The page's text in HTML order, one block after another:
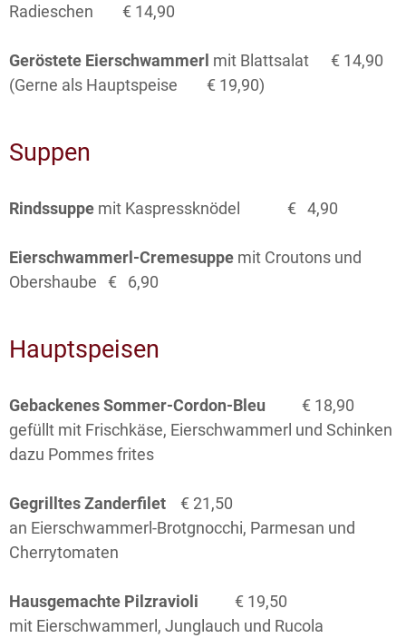
Radieschen € 14,90
Geröstete Eierschwammerl mit Blattsalat € 14,90
(Gerne als Hauptspeise € 19,90)
Suppen
Rindssuppe mit Kaspressknödel € 4,90
Eierschwammerl-Cremesuppe mit Croutons und
Obershaube € 6,90
Hauptspeisen
Gebackenes Sommer-Cordon-Bleu € 18,90
gefüllt mit Frischkäse, Eierschwammerl und Schinken
dazu Pommes frites
Gegrilltes Zanderfilet
€ 21,50
an Eierschwammerl-Brotgnocchi, Parmesan und
Cherrytomaten
Hausgemachte Pilzravioli
€ 19,50
mit Eierschwammerl, Junglauch und Rucola